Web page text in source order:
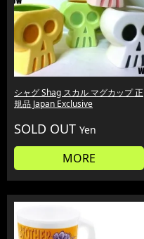
シャグ Shag スカル マグカップ 正
規品 Japan Exclusive
SOLD OUT Yen
MORE